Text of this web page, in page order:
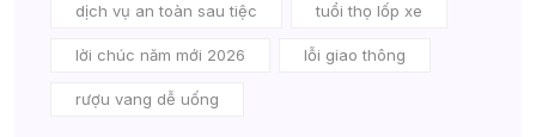
dịch vụ an toàn sau tiệc tuổi thọ lốp xe
lời chúc năm mới 2026 lỗi giao thông
rượu vang dễ uống